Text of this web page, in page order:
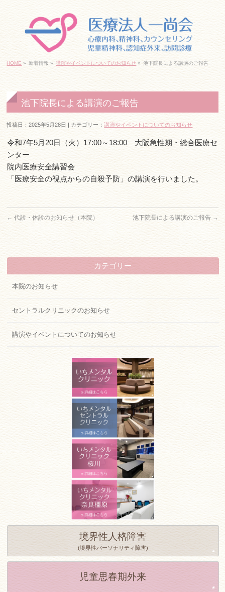
｢日本橋駅」10番出口すぐ
06-6645-7830
ネットでご予約・お問い合わせ
｢日本橋駅」6番出口すぐ
06-6213-7830
ネットでご予約・お問い合わせ
千日前線｢桜川駅」すぐ
06-6585-9280
ネットでご予約・お問い合わせ
近鉄「大和八木」駅北口すぐ
0744-48-0635
ネットでご予約・お問い合わせ
HOME » 新着情報 » 講演やイベントについてのお知らせ » 池下院長による講演のご報告
池下院長による講演のご報告
投稿日：2025年5月28日 | カテゴリー：講演やイベントについてのお知らせ
令和7年5月20日（火）17:00～18:00 大阪急性期・総合医療セ
ンター
院内医療安全講習会
「医療安全の視点からの自殺予防」の講演を行いました。
← 代診・休診のお知らせ（本院） 池下院長による講演のご報告 →
カテゴリー
本院のお知らせ
セントラルクリニックのお知らせ
講演やイベントについてのお知らせ
境界性人格障害
(境界性パーソナリティ障害)
児童思春期外来